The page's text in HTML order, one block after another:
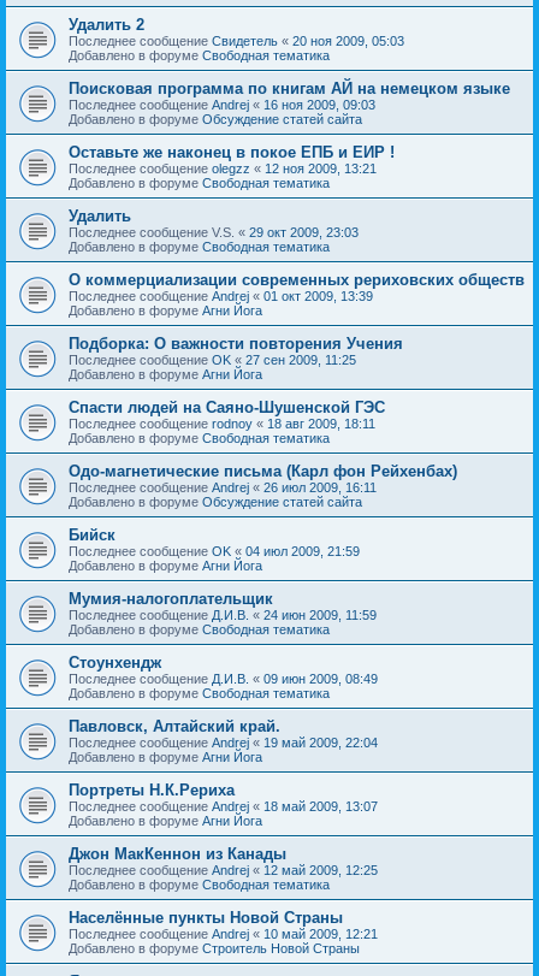
Удалить 2
Последнее сообщение Свидетель « 20 ноя 2009, 05:03
Добавлено в форуме Свободная тематика
Поисковая программа по книгам АЙ на немецком языке
Последнее сообщение Andrej « 16 ноя 2009, 09:03
Добавлено в форуме Обсуждение статей сайта
Оставьте же наконец в покое ЕПБ и ЕИР !
Последнее сообщение olegzz « 12 ноя 2009, 13:21
Добавлено в форуме Свободная тематика
Удалить
Последнее сообщение V.S. « 29 окт 2009, 23:03
Добавлено в форуме Свободная тематика
О коммерциализации современных рериховских обществ
Последнее сообщение Andrej « 01 окт 2009, 13:39
Добавлено в форуме Агни Йога
Подборка: О важности повторения Учения
Последнее сообщение OK « 27 сен 2009, 11:25
Добавлено в форуме Агни Йога
Спасти людей на Саяно-Шушенской ГЭС
Последнее сообщение rodnoy « 18 авг 2009, 18:11
Добавлено в форуме Свободная тематика
Одо-магнетические письма (Карл фон Рейхенбах)
Последнее сообщение Andrej « 26 июл 2009, 16:11
Добавлено в форуме Обсуждение статей сайта
Бийск
Последнее сообщение OK « 04 июл 2009, 21:59
Добавлено в форуме Агни Йога
Мумия-налогоплательщик
Последнее сообщение Д.И.В. « 24 июн 2009, 11:59
Добавлено в форуме Свободная тематика
Стоунхендж
Последнее сообщение Д.И.В. « 09 июн 2009, 08:49
Добавлено в форуме Свободная тематика
Павловск, Алтайский край.
Последнее сообщение Andrej « 19 май 2009, 22:04
Добавлено в форуме Агни Йога
Портреты Н.К.Рериха
Последнее сообщение Andrej « 18 май 2009, 13:07
Добавлено в форуме Агни Йога
Джон МакКеннон из Канады
Последнее сообщение Andrej « 12 май 2009, 12:25
Добавлено в форуме Свободная тематика
Населённые пункты Новой Страны
Последнее сообщение Andrej « 10 май 2009, 12:21
Добавлено в форуме Строитель Новой Страны